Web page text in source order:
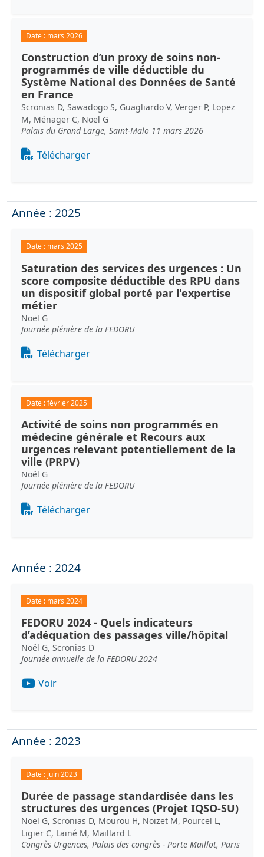
Date : mars 2026
Construction d’un proxy de soins non-
programmés de ville déductible du
Système National des Données de Santé
en France
Scronias D, Sawadogo S, Guagliardo V, Verger P, Lopez
M, Ménager C, Noel G
Palais du Grand Large, Saint-Malo 11 mars 2026
Document
Télécharger
Année : 2025
Date : mars 2025
Saturation des services des urgences : Un
score composite déductible des RPU dans
un dispositif global porté par l'expertise
métier
Noël G
Journée plénière de la FEDORU
Document
Télécharger
Date :février 2025
Activité de soins non programmés en
médecine générale et Recours aux
urgences relevant potentiellement de la
ville (PRPV)
Noël G
Journée plénière de la FEDORU
Document
Télécharger
Année : 2024
Date : mars 2024
FEDORU 2024 - Quels indicateurs
d’adéquation des passages ville/hôpital
Noël G, Scronias D
Journée annuelle de la FEDORU 2024
Voir
Année : 2023
Date : juin 2023
Durée de passage standardisée dans les
structures des urgences (Projet IQSO-SU)
Noel G, Scronias D, Mourou H, Noizet M, Pourcel L,
Ligier C, Lainé M, Maillard L
Congrès Urgences, Palais des congrès - Porte Maillot, Paris